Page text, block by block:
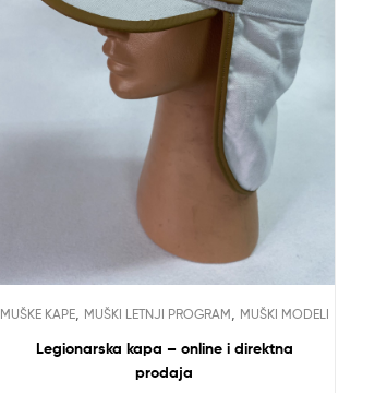
MUŠKE KAPE, MUŠKI LETNJI PROGRAM MUŠKI MODELI
Legionarska kapa – online i direktna
prodaja